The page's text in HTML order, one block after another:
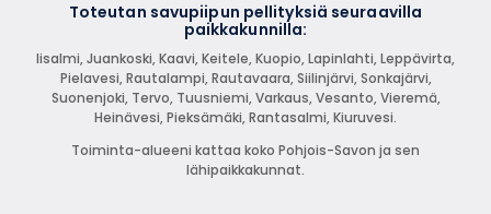
Toteutan savupiipun pellityksiä seuraavilla
paikkakunnilla:
Iisalmi, Juankoski, Kaavi, Keitele, Kuopio, Lapinlahti, Leppävirta,
Pielavesi, Rautalampi, Rautavaara, Siilinjärvi, Sonkajärvi,
Suonenjoki, Tervo, Tuusniemi, Varkaus, Vesanto, Vieremä,
Heinävesi, Pieksämäki, Rantasalmi, Kiuruvesi.
Toiminta-alueeni kattaa koko Pohjois-Savon ja sen
lähipaikkakunnat.